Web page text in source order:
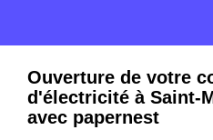
Ouverture de votre
d'électricité à Saint-
avec papernest